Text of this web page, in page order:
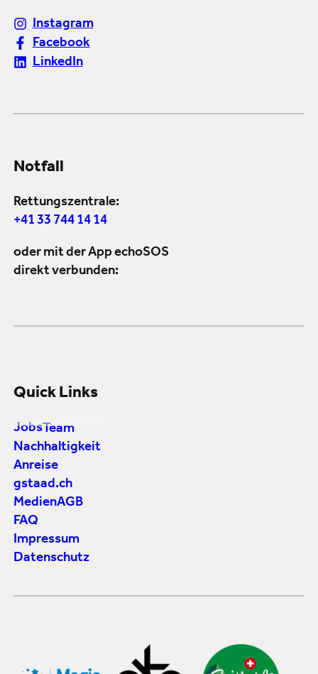
Instagram
Facebook
LinkedIn
Notfall
Rettungszentrale:
+41 33 744 14 14
oder mit der App echoSOS
direkt verbunden:
Quick Links
Jobs Team
Nachhaltigkeit
Anreise
gstaad.ch
MedienAGB
FAQ
Impressum
Datenschutz